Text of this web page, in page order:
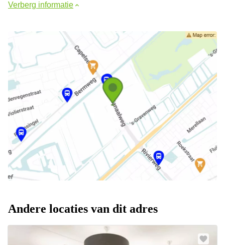
Verberg informatie
Andere locaties van dit adres